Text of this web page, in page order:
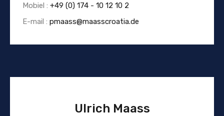
Mobiel : +49 (0) 174 - 10 12 10 2
E-mail : pmaass@maasscroatia.de
Ulrich Maass